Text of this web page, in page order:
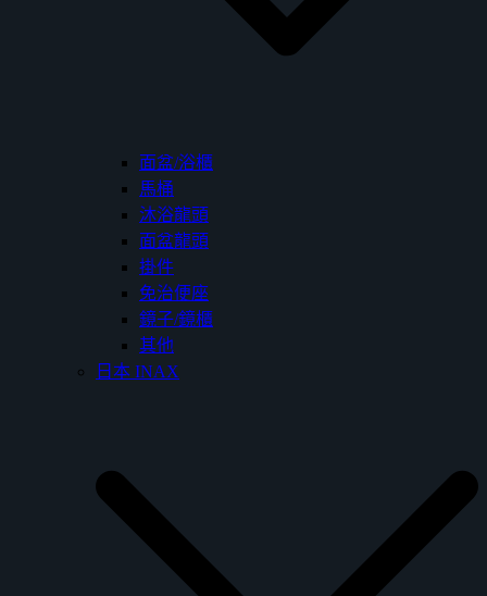
面盆/浴櫃
馬桶
沐浴龍頭
面盆龍頭
掛件
免治便座
鏡子/鏡櫃
其他
日本 INAX